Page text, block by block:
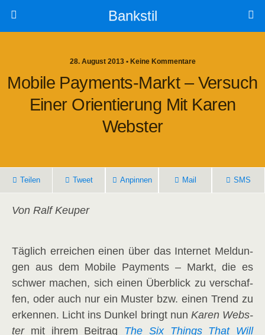
Bankstil
28. August 2013 • Keine Kommentare
Mobi­le Pay­ments-Markt – Ver­such
Einer Ori­en­tie­rung Mit Karen
Webster
Tei­len Tweet Anpin­nen Mail SMS
Von Ralf Keuper
Täg­lich errei­chen einen über das Inter­net Mel­dun­
gen aus dem Mobi­le Pay­ments – Markt, die es
schwer machen, sich einen Über­blick zu ver­schaf­
fen, oder auch nur ein Mus­ter bzw. einen Trend zu
erken­nen. Licht ins Dun­kel bringt nun Karen Webs­
termit ihrem Bei­trag The Six Things That Will